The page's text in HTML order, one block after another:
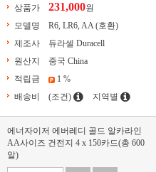
상품가
231,000원
모델명
R6, LR6, AA (호환)
제조사
듀라셀 Duracell
원산지
중국 China
적립금
1 %
배송비
(조건) 지역별
에너자이저 에버레디 골드 알카라인
AA사이즈 건전지 4 x 150카드(총 600
알)